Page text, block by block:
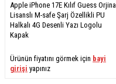
Apple iPhone 17E Kılıf Guess Orjinal
Lisanslı M-safe Şarj Özellikli PU
Halkalı 4G Desenli Yazı Logolu
Kapak
Ürünün fiyatını görmek için bayi
girişi yapınız